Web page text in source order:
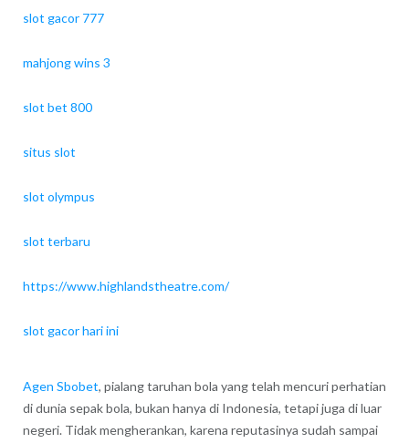
slot gacor 777
mahjong wins 3
slot bet 800
situs slot
slot olympus
slot terbaru
https://www.highlandstheatre.com/
slot gacor hari ini
Agen Sbobet, pialang taruhan bola yang telah mencuri perhatian
di dunia sepak bola, bukan hanya di Indonesia, tetapi juga di luar
negeri. Tidak mengherankan, karena reputasinya sudah sampai